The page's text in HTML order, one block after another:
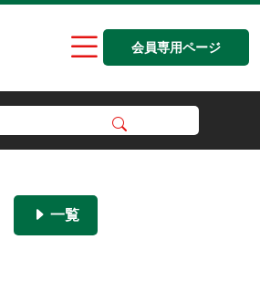
会員専用ページ
一覧